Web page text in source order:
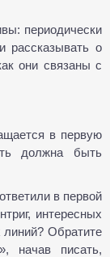
периодически
рассказывать о
они связаны с
в первую
должна быть
в первой
интересных
Обратите
начав писать,